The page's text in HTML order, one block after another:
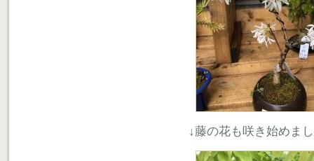
↓藤の花も咲き始めま